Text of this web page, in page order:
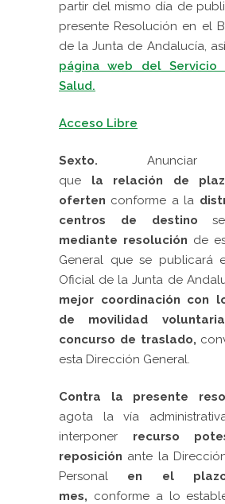
partir del mismo día de
presente Resolución en el
de la Junta de Andalucía,
página web del Servicio
Salud.
Acceso Libre
Sexto.
Anunciar
que la relación de
oferten conforme a la
centros de destino
mediante resolución de
General que se publicará
Oficial de la Junta de
mejor coordinación con
de movilidad
concurso de traslado,
esta Dirección General.
Contra la presente
agota la vía
interponer recurso
reposición ante la
Personal en el
mes, conforme a lo